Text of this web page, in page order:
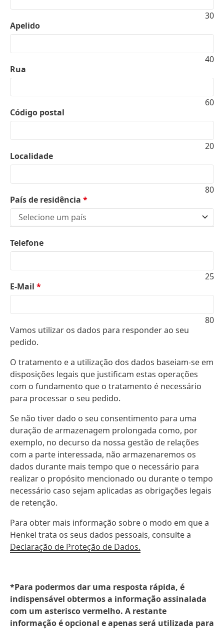
30
Apelido
40
Rua
60
Código postal
20
Localidade
80
País de residência *
Selecione um país
Telefone
25
E-Mail *
80
Vamos utilizar os dados para responder ao seu
pedido.
O tratamento e a utilização dos dados baseiam-se em
disposições legais que justificam estas operações
com o fundamento que o tratamento é necessário
para processar o seu pedido.
Se não tiver dado o seu consentimento para uma
duração de armazenagem prolongada como, por
exemplo, no decurso da nossa gestão de relações
com a parte interessada, não armazenaremos os
dados durante mais tempo que o necessário para
realizar o propósito mencionado ou durante o tempo
necessário caso sejam aplicadas as obrigações legais
de retenção.
Para obter mais informação sobre o modo em que a
Henkel trata os seus dados pessoais, consulte a
Declaração de Proteção de Dados.
*Para podermos dar uma resposta rápida, é
indispensável obtermos a informação assinalada
com um asterisco vermelho. A restante
informação é opcional e apenas será utilizada para